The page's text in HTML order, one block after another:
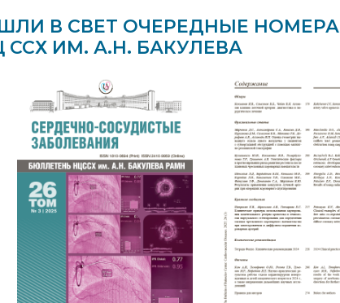
В СВЕТ ОЧЕРЕДНЫЕ НОМЕРА
ИМ. А.Н. БАКУЛЕВА